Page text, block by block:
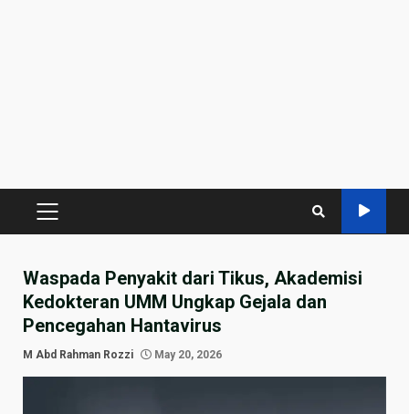
PRIMARY
Waspada Penyakit dari Tikus, Akademisi
Kedokteran UMM Ungkap Gejala dan
Pencegahan Hantavirus
M Abd Rahman Rozzi May 20, 2026